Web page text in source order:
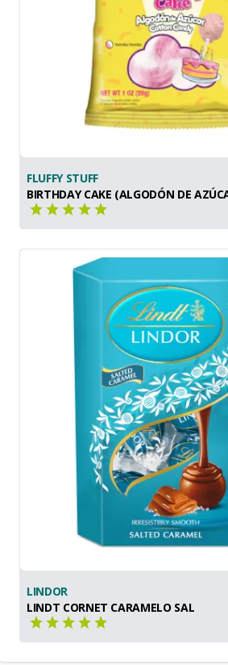
FLUFFY STUFF
BIRTHDAY CAKE (ALGODÓN DE
LINDOR
LINDT CORNET CARAMELO SAL